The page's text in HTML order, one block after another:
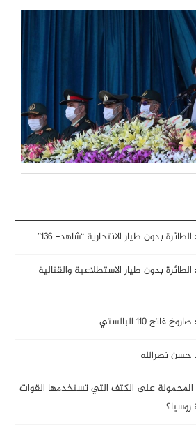
بدون طيار الانتحارية “شاهد- 136”
بدون طيار الاستطلاعية والقتالية
110 البالستي
نصرالله
على الكتف التي تستخدمها القوات
روسيا؟